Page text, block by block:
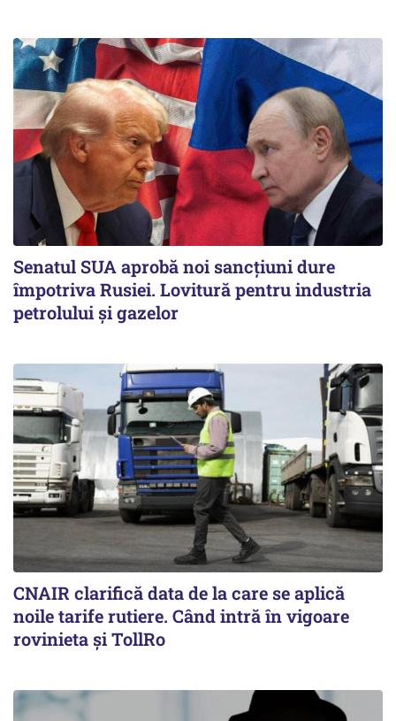
Senatul SUA aprobă noi sancțiuni dure
împotriva Rusiei. Lovitură pentru industria
petrolului și gazelor
CNAIR clarifică data de la care se aplică
noile tarife rutiere. Când intră în vigoare
rovinieta și TollRo